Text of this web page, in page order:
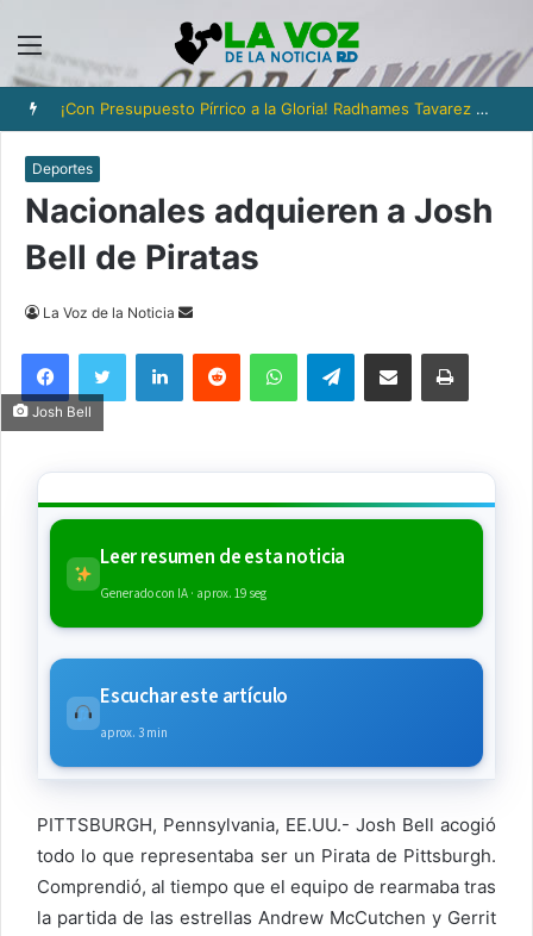
Menú
¡Con Presupuesto Pírrico a la Gloria! Radhames Tavarez y la Hazaña Dorada de la Natación Dominicana
Deportes
Nacionales adquieren a Josh
Bell de Piratas
La Voz de la Noticia
Send
email
FacebookTwitter LinkedInReddit WhatsAppTelegramCompartir via Email Imprimi
Josh Bell
Leer resumen de esta noticia
Generado con IA · aprox. 19 seg
Escuchar este artículo
aprox. 3 min
PITTSBURGH, Pennsylvania, EE.UU.- Josh Bell acogió
todo lo que representaba ser un Pirata de Pittsburgh.
Comprendió, al tiempo que el equipo de rearmaba tras
la partida de las estrellas Andrew McCutchen y Gerrit